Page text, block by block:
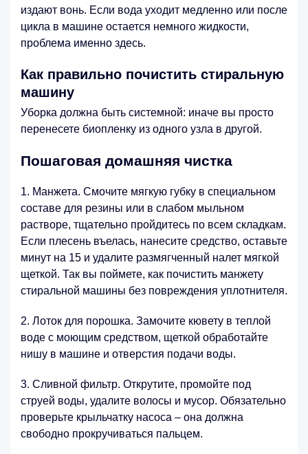
издают вонь. Если вода уходит медленно или после
цикла в машине остается немного жидкости,
проблема именно здесь.
Как правильно почистить стиральную
машину
Уборка должна быть системной: иначе вы просто
перенесете биопленку из одного узла в другой.
Пошаговая домашняя чистка
Манжета. Смочите мягкую губку в специальном
составе для резины или в слабом мыльном
растворе, тщательно пройдитесь по всем складкам.
Если плесень въелась, нанесите средство, оставьте
минут на 15 и удалите размягченный налет мягкой
щеткой. Так вы поймете, как почистить манжету
стиральной машины без повреждения уплотнителя.
Лоток для порошка. Замочите кювету в теплой
воде с моющим средством, щеткой обработайте
нишу в машине и отверстия подачи воды.
Сливной фильтр. Открутите, промойте под
струей воды, удалите волосы и мусор. Обязательно
проверьте крыльчатку насоса – она должна
свободно прокручиваться пальцем.